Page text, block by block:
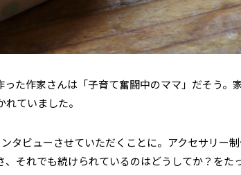
た作家さんは「子育て奮闘中のママ」だそう。
ていました。
タビューさせていただくことに。アクセサリー
それでも続けられているのはどうしてか？をた